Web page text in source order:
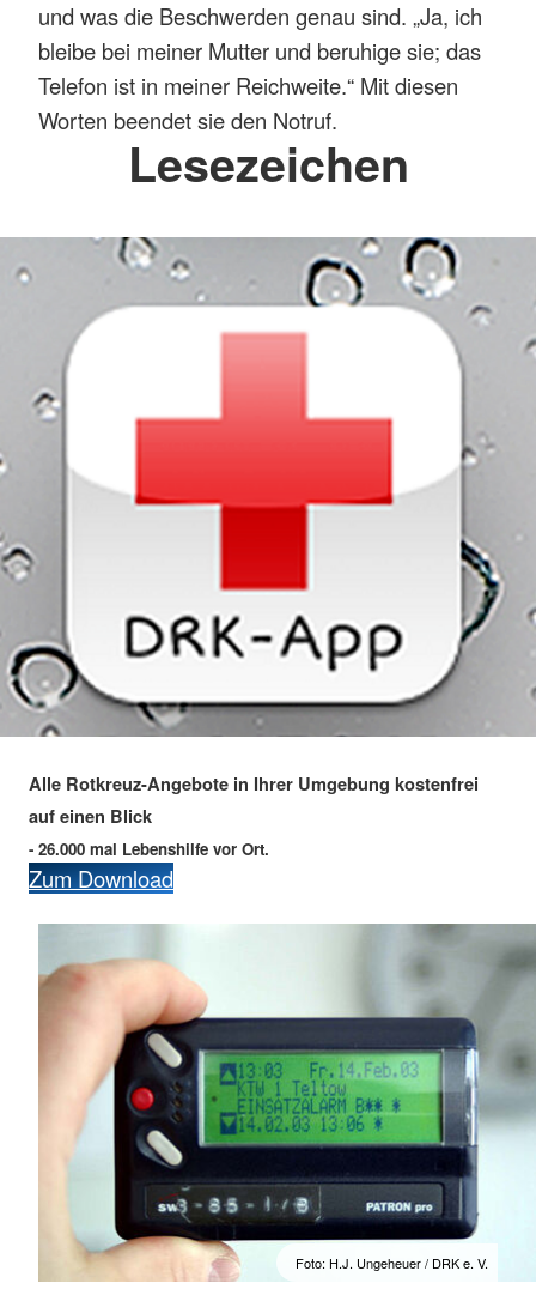
und was die Beschwerden genau sind. „Ja, ich
bleibe bei meiner Mutter und beruhige sie; das
Telefon ist in meiner Reichweite.“ Mit diesen
Worten beendet sie den Notruf.
Lesezeichen
Alle Rotkreuz-Angebote in Ihrer Umgebung kostenfrei
auf einen Blick
- 26.000 mal Lebenshilfe vor Ort.
Zum Download
Foto: H.J. Ungeheuer / DRK e. V.